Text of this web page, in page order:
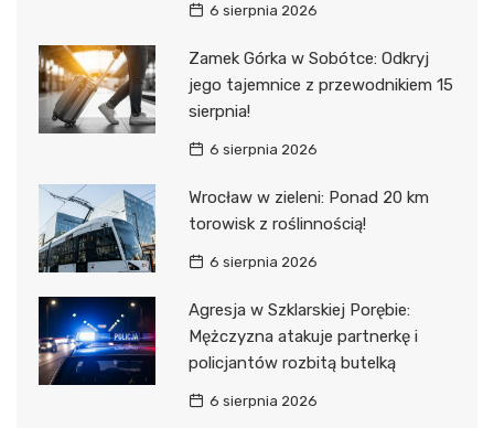
6 sierpnia 2026
Zamek Górka w Sobótce: Odkryj
jego tajemnice z przewodnikiem 15
sierpnia!
6 sierpnia 2026
Wrocław w zieleni: Ponad 20 km
torowisk z roślinnością!
6 sierpnia 2026
Agresja w Szklarskiej Porębie:
Mężczyzna atakuje partnerkę i
policjantów rozbitą butelką
6 sierpnia 2026